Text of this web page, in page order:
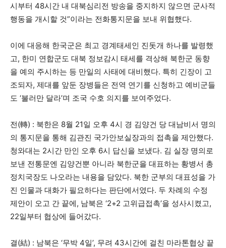
시부터 48시간 내 대북심리전 방송을 중지하지 않으면 군사적
행동을 개시할 것”이라는 전화통지문을 보내 위협했다.
이에 대응해 한국군은 최고 경계태세인 진돗개 하나를 발령했
고, 한미 연합군도 대북 정보감시 태세를 격상해 북한군 동향
을 예의 주시하는 등 만일의 사태에 대비했다. 특히 긴장이 고
조되자, 제대를 앞둔 장병들은 전역 연기를 신청하고 예비군들
도 ‘불러만 달라’며 조국 수호 의지를 보여주었다.
전(轉) : 북한은 8월 21일 오후 4시 경 김양건 당 대남비서 명의
의 통지문을 통해 김관진 국가안보실장과의 접촉을 제안했다.
청와대는 2시간 만인 오후 6시 답신을 보냈다. 김 실장 명의로
보낸 전통문엔 김양건뿐 아니라 북한군을 대표하는 황병서 총
정치국장도 나오라는 내용을 담았다. 북한 군부의 대표성을 가
진 인물과 대화가 필요하다는 판단에서였다. 두 차례의 수정
제안이 오고 간 끝에, 남북은 ‘2+2 고위급접촉’을 성사시켰고,
22일부터 협상에 들어갔다.
결(結) : 남북은 ‘무박 4일’, 무려 43시간에 걸친 마라톤협상 끝